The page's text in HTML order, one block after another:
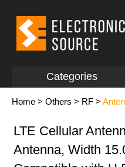
Categories
Home > Others > RF >
LTE Cellular
Antenna, Width